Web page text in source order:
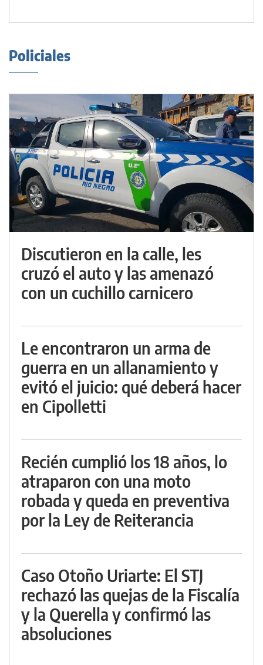
Policiales
Discutieron en la calle, les
cruzó el auto y las amenazó
con un cuchillo carnicero
Le encontraron un arma de
guerra en un allanamiento y
evitó el juicio: qué deberá hacer
en Cipolletti
Recién cumplió los 18 años, lo
atraparon con una moto
robada y queda en preventiva
por la Ley de Reiterancia
Caso Otoño Uriarte: El STJ
rechazó las quejas de la Fiscalía
y la Querella y confirmó las
absoluciones